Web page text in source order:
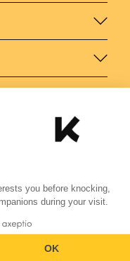
you before knocking,
during your visit.
OK